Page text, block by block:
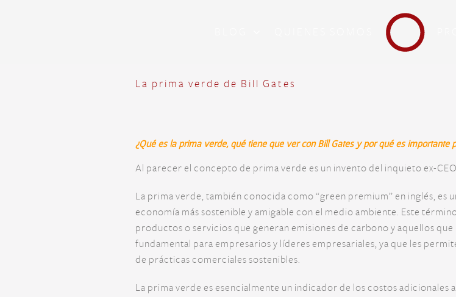
La prima verde de Bill Gates
¿Qué es la prima verde, qué tiene que ver con Bill Gates y por qué es importante
Al parecer el concepto de prima verde es un invento del inquieto ex-
La prima verde, también conocida como “green premium” en inglés, es
economía más sostenible y amigable con el medio ambiente. Este
productos o servicios que generan emisiones de carbono y aquellos
fundamental para empresarios y líderes empresariales, ya que les
de prácticas comerciales sostenibles.
La prima verde es esencialmente un indicador de los costos